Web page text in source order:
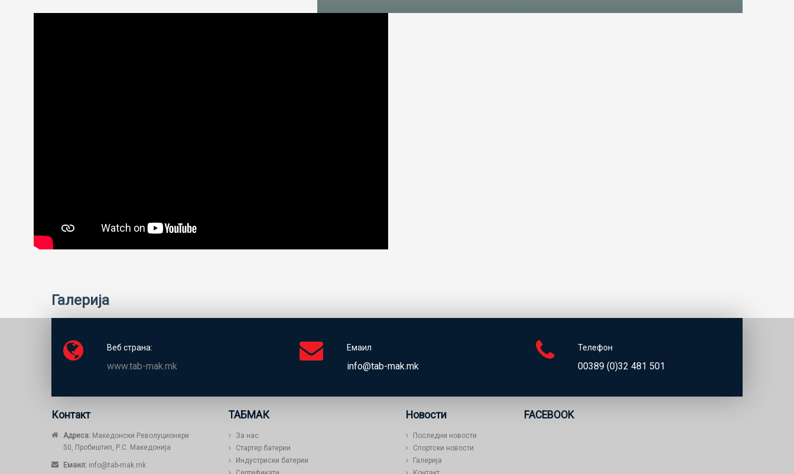
Галерија
Веб страна:
www.tab-mak.mk
Емаил
info@tab-mak.mk
Телефон
00389 (0)32 481 501
Контакт
Адреса: Македонски Револуционери
50, Пробиштип, Р.С. Македонија
Емаил: info@tab-mak.mk
ТАБМАК
За нас
Стартер батерии
Индустриски батерии
Новости
Последни новости
Спортски новости
Галерија
FACEBOOK